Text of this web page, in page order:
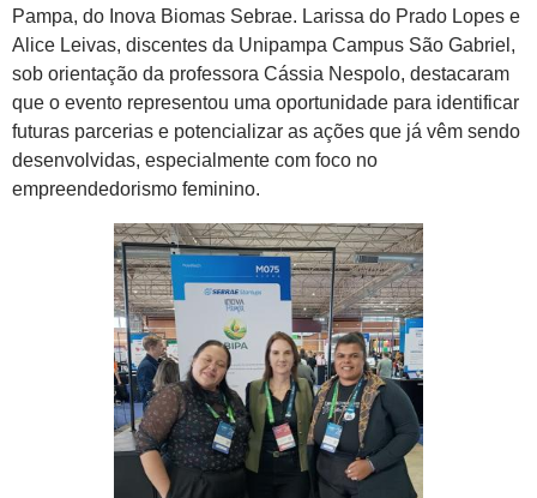
Pampa, do Inova Biomas Sebrae. Larissa do Prado Lopes e
Alice Leivas, discentes da Unipampa Campus São Gabriel,
sob orientação da professora Cássia Nespolo, destacaram
que o evento representou uma oportunidade para identificar
futuras parcerias e potencializar as ações que já vêm sendo
desenvolvidas, especialmente com foco no
empreendedorismo feminino.